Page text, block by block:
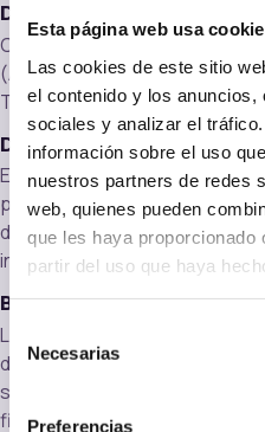
Esta página web usa
Las cookies de este sitio
el contenido y los anuncios,
sociales y analizar el
información sobre el uso
nuestros partners de redes
web, quienes pueden
que les haya proporcionado
partir del uso que haya
de
consentimiento
Necesarias
Preferencias
Delegado de Protección de
Correo postal: Calle Los
(Asturias). Email:
Teléfono: 984 184 336.
Datos tratados
Entre otros: email, IP, nombre
postal o teléfono. Los datos
directamente por el usuario o
indirecta con fines
Base jurídica y
La base jurídica principal es
del interés legítimo en
se conservan durante el
finalidad y para atender